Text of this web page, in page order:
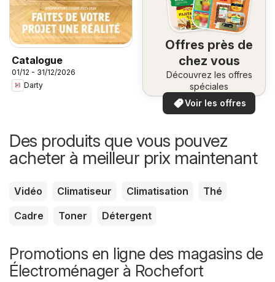
Catalogue
01/12 - 31/12/2026
Darty
Offres près de
chez vous
Découvrez les offres
spéciales
Voir les offres
Des produits que vous pouvez
acheter à meilleur prix maintenant
Vidéo Climatiseur Climatisation
Thé
Cadre
Toner Détergent
Promotions en ligne des magasins de
Électroménager à Rochefort